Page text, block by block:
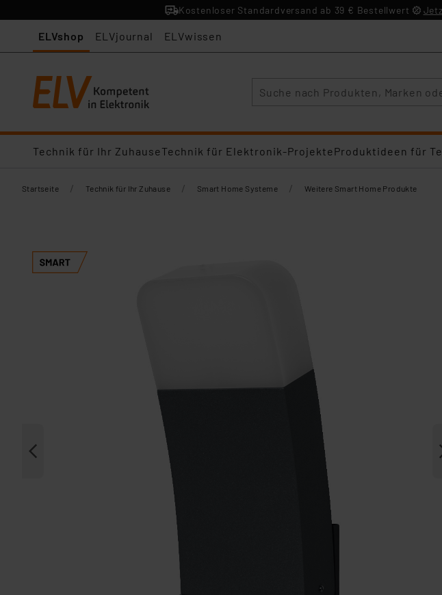
Kostenloser Standardversand ab 39 € Bestellwert
ELVshop ELVjournal ELVwissen
Technik für Ihr ZuhauseTechnik für Elektronik-ProjekteProduktideen für
Startseite / Technik für Ihr Zuhause / Smart Home Systeme / Weitere Smart Home Produkte